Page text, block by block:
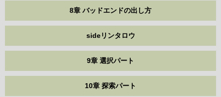
8章 バッドエンドの出し方
sideリンタロウ
9章 選択パート
10章 探索パート